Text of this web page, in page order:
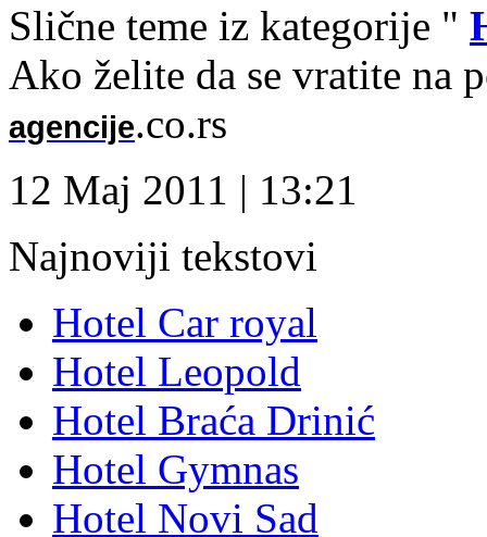
Slične teme iz kategorije "
Ako želite da se vratite na
agencije.co.rs
12 Maj 2011 | 13:21
Najnoviji tekstovi
Hotel Car royal
Hotel Leopold
Hotel Braća Drinić
Hotel Gymnas
Hotel Novi Sad